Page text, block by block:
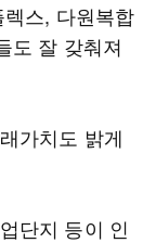
스, 다원복합
도 잘 갖춰져
가치도 밝게
단지 등이 인